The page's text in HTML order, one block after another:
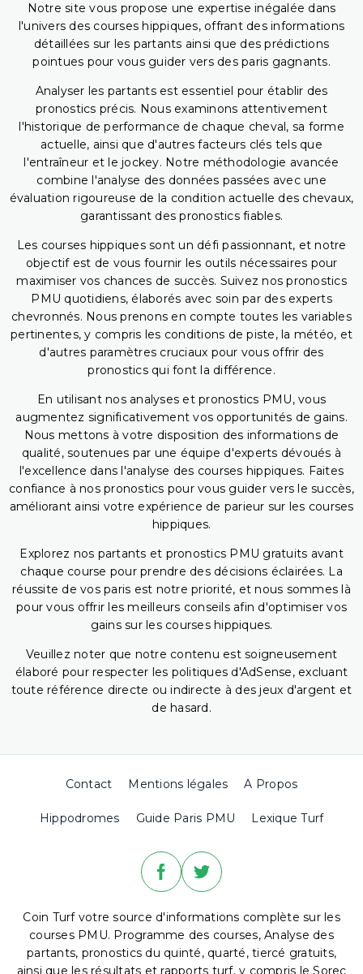
Notre site vous propose une expertise inégalée dans
l'univers des courses hippiques, offrant des informations
détaillées sur les partants ainsi que des prédictions
pointues pour vous guider vers des paris gagnants.
Analyser les partants est essentiel pour établir des
pronostics précis. Nous examinons attentivement
l'historique de performance de chaque cheval, sa forme
actuelle, ainsi que d'autres facteurs clés tels que
l'entraîneur et le jockey. Notre méthodologie avancée
combine l'analyse des données passées avec une
évaluation rigoureuse de la condition actuelle des chevaux,
garantissant des pronostics fiables.
Les courses hippiques sont un défi passionnant, et notre
objectif est de vous fournir les outils nécessaires pour
maximiser vos chances de succès. Suivez nos pronostics
PMU quotidiens, élaborés avec soin par des experts
chevronnés. Nous prenons en compte toutes les variables
pertinentes, y compris les conditions de piste, la météo, et
d'autres paramètres cruciaux pour vous offrir des
pronostics qui font la différence.
En utilisant nos analyses et pronostics PMU, vous
augmentez significativement vos opportunités de gains.
Nous mettons à votre disposition des informations de
qualité, soutenues par une équipe d'experts dévoués à
l'excellence dans l'analyse des courses hippiques. Faites
confiance à nos pronostics pour vous guider vers le succès,
améliorant ainsi votre expérience de parieur sur les courses
hippiques.
Explorez nos partants et pronostics PMU gratuits avant
chaque course pour prendre des décisions éclairées. La
réussite de vos paris est notre priorité, et nous sommes là
pour vous offrir les meilleurs conseils afin d'optimiser vos
gains sur les courses hippiques.
Veuillez noter que notre contenu est soigneusement
élaboré pour respecter les politiques d'AdSense, excluant
toute référence directe ou indirecte à des jeux d'argent et
de hasard.
Contact Mentions légales A Propos
Hippodromes Guide Paris PMU Lexique Turf
Coin Turf votre source d'informations complète sur les
courses PMU. Programme des courses, Analyse des
partants, pronostics du quinté, quarté, tiercé gratuits,